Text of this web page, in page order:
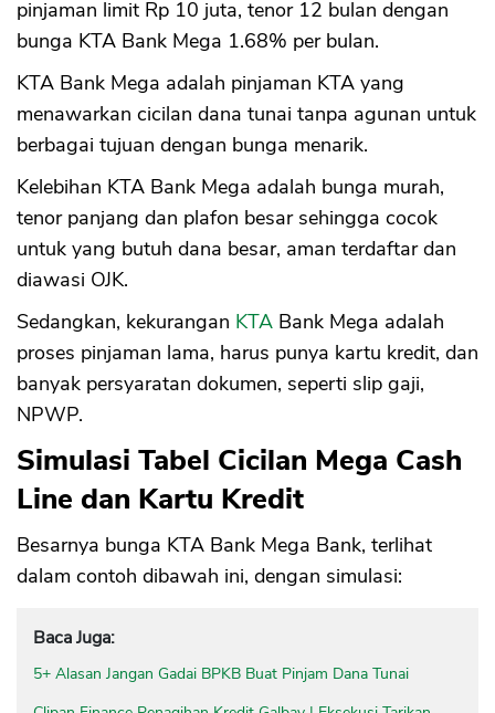
pinjaman limit Rp 10 juta, tenor 12 bulan dengan
bunga KTA Bank Mega 1.68% per bulan.
KTA Bank Mega adalah pinjaman KTA yang
menawarkan cicilan dana tunai tanpa agunan untuk
berbagai tujuan dengan bunga menarik.
Kelebihan KTA Bank Mega adalah bunga murah,
tenor panjang dan plafon besar sehingga cocok
untuk yang butuh dana besar, aman terdaftar dan
diawasi OJK.
Sedangkan, kekurangan KTA Bank Mega adalah
proses pinjaman lama, harus punya kartu kredit, dan
banyak persyaratan dokumen, seperti slip gaji,
NPWP.
Simulasi Tabel Cicilan Mega Cash
Line dan Kartu Kredit
Besarnya bunga KTA Bank Mega Bank, terlihat
dalam contoh dibawah ini, dengan simulasi:
Baca Juga:
5+ Alasan Jangan Gadai BPKB Buat Pinjam Dana Tunai